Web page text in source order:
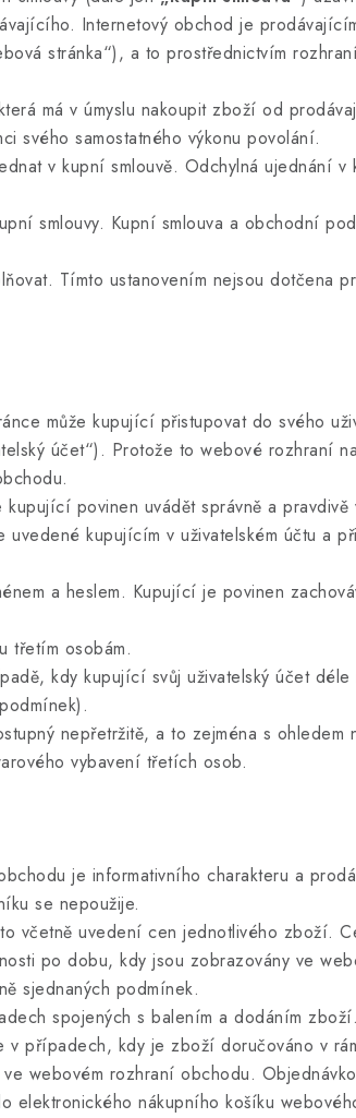
Internetový obchod je
stránka“), a to prostřednictvím
má v úmyslu nakoupit zboží od
svého samostatného výkonu povolání.
v kupní smlouvě. Odchylná ujednání v
Kupní smlouva a obchodní
Tímto ustanovením nejsou dotčena
může kupující přistupovat do svého
účet“). Protože to webové rozhraní
povinen uvádět správně a pravdivě
kupujícím v uživatelském účtu a
a heslem. Kupující je povinen
osobám.
kdy kupující svůj uživatelský účet déle
nepřetržitě, a to zejména s ohledem
vybavení třetích osob.
je informativního charakteru a
se nepoužije.
uvedení cen jednotlivého zboží.
po dobu, kdy jsou zobrazovány ve
sjednaných podmínek.
spojených s balením a dodáním
případech, kdy je zboží doručováno v
rozhraní obchodu.
nákupního košíku